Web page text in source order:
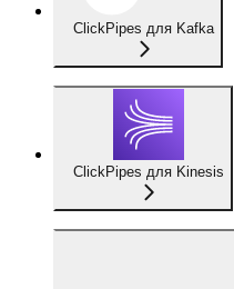
ClickPipes для Kafka
ClickPipes для Kinesis